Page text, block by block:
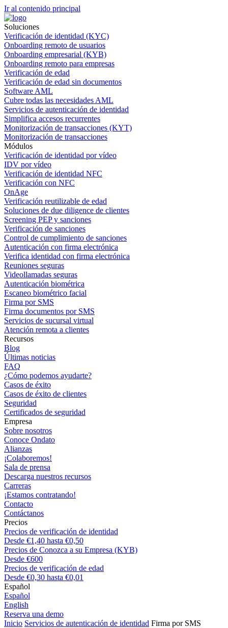
Ir al contenido principal
Soluciones
Verificación de identidad (KYC)
Onboarding remoto de usuarios
Onboarding empresarial (KYB)
Onboarding remoto para empresas
Verificación de edad
Verificación de edad sin documentos
Software AML
Cubre todas las necesidades AML
Servicios de autenticación de identidad
Simplifica accesos recurrentes
Monitorización de transacciones (KYT)
Monitorización de transacciones
Módulos
Verificación de identidad por vídeo
IDV por vídeo
Verificación de identidad NFC
Verificación con NFC
OnAge
Verificación reutilizable de edad
Soluciones de due diligence de clientes
Screening PEP y sanciones
Verificación de sanciones
Control de cumplimiento de sanciones
Autenticación con firma electrónica
Verifica identidad con firma electrónica
Reuniones seguras
Videollamadas seguras
Autenticación biométrica
Escaneo biométrico facial
Firma por SMS
Firma documentos por SMS
Servicios de sucursal virtual
Atención remota a clientes
Recursos
Blog
Últimas noticias
FAQ
¿Cómo podemos ayudarte?
Casos de éxito
Casos de éxito de clientes
Seguridad
Certificados de seguridad
Empresa
Sobre nosotros
Conoce Ondato
Alianzas
¡Colaboremos!
Sala de prensa
Descarga nuestros recursos
Carreras
¡Estamos contratando!
Contacto
Contáctanos
Precios
Precios de verificación de identidad
Desde €1,40 hasta €0,50
Precios de Conozca a su Empresa (KYB)
Desde €600
Precios de verificación de edad
Desde €0,30 hasta €0,01
Español
Español
English
Reserva una demo
Inicio Servicios de autenticación de identidad Firma por SMS